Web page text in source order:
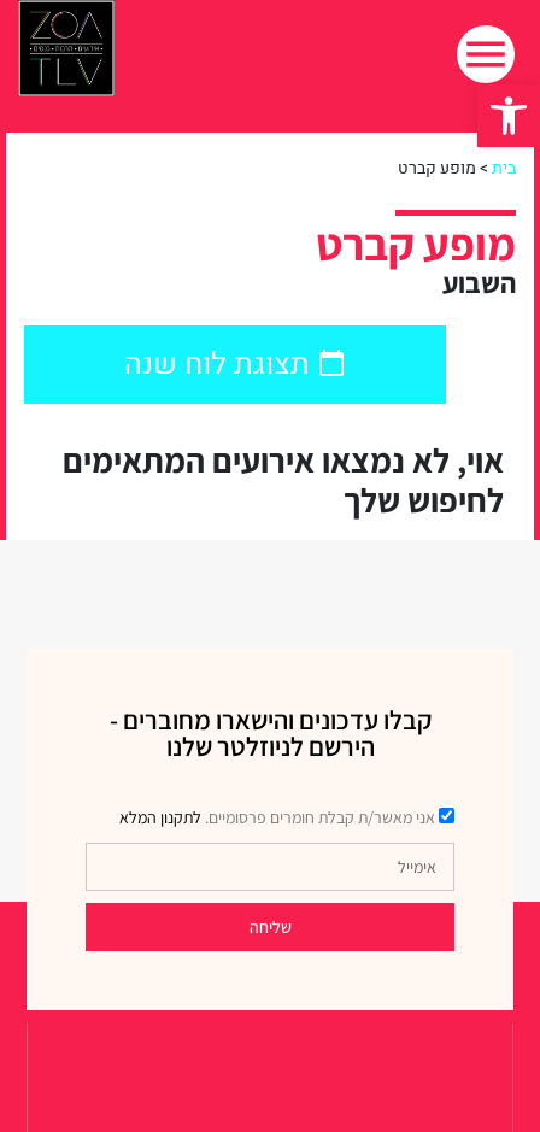
פתח סרגל נגישות
בית>מופע קברט
מופע קברט
השבוע
תצוגת לוח שנה
אוי, לא נמצאו אירועים המתאימים
לחיפוש שלך
קבלו עדכונים והישארו מחוברים -
הירשם לניוזלטר שלנו
אני מאשר/ת קבלת חומרים פרסומיים. לתקנון המלא
שליחה